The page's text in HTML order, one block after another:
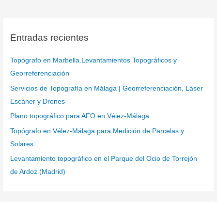
Entradas recientes
Topógrafo en Marbella.Levantamientos Topográficos y
Georreferenciación
Servicios de Topografía en Málaga | Georreferenciación, Láser
Escáner y Drones
Plano topográfico para AFO en Vélez-Málaga
Topógrafo en Vélez-Málaga para Medición de Parcelas y
Solares
Levantamiento topográfico en el Parque del Ocio de Torrejón
de Ardoz (Madrid)